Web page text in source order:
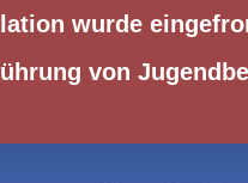
wurde
von